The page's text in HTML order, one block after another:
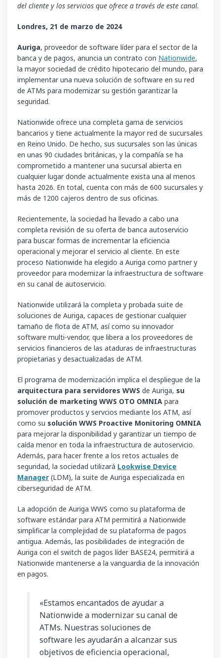
del cliente y los servicios que ofrece a través de este canal.
Londres, 21 de marzo de 2024
Auriga, proveedor de software líder para el sector de la
banca y de pagos, anuncia un contrato con Nationwide,
la mayor sociedad de crédito hipotecario del mundo, para
implementar una nueva solución de software en su red
de ATMs para modernizar su gestión garantizar la
seguridad.
Nationwide ofrece una completa gama de servicios
bancarios y tiene actualmente la mayor red de sucursales
en Reino Unido. De hecho, sus sucursales son las únicas
en unas 90 ciudades británicas, y la compañía se ha
comprometido a mantener una sucursal abierta en
cualquier lugar donde actualmente exista una al menos
hasta 2026. En total, cuenta con más de 600 sucursales y
más de 1200 cajeros dentro de sus oficinas.
Recientemente, la sociedad ha llevado a cabo una
completa revisión de su oferta de banca autoservicio
para buscar formas de incrementar la eficiencia
operacional y mejorar el servicio al cliente. En este
proceso Nationwide ha elegido a Auriga como partner y
proveedor para modernizar la infraestructura de software
en su canal de autoservicio.
Nationwide utilizará la completa y probada suite de
soluciones de Auriga, capaces de gestionar cualquier
tamaño de flota de ATM, así como su innovador
software multi-vendor, que libera a los proveedores de
servicios financieros de las ataduras de infraestructuras
propietarias y desactualizadas de ATM.
El programa de modernización implica el despliegue de la
arquitectura para servidores WWS de Auriga, su
solución de marketing WWS OTO OMNIA para
promover productos y servcios mediante los ATM, así
como su solución WWS Proactive Monitoring OMNIA
para mejorar la disponibilidad y garantizar un tiempo de
caída menor en toda la infraestructura de autoservicio.
Además, para hacer frente a los retos actuales de
seguridad, la sociedad utilizará Lookwise Device
Manager (LDM), la suite de Auriga especializada en
ciberseguridad de ATM.
La adopción de Auriga WWS como su plataforma de
software estándar para ATM permitirá a Nationwide
simplificar la complejidad de su plataforma de pagos
antigua. Además, las posibilidades de integración de
Auriga con el switch de pagos líder BASE24, permitirá a
Nationwide mantenerse a la vanguardia de la innovación
en pagos.
«Estamos encantados de ayudar a
Nationwide a modernizar su canal de
ATMs. Nuestras soluciones de
software les ayudarán a alcanzar sus
objetivos de eficiencia operacional,